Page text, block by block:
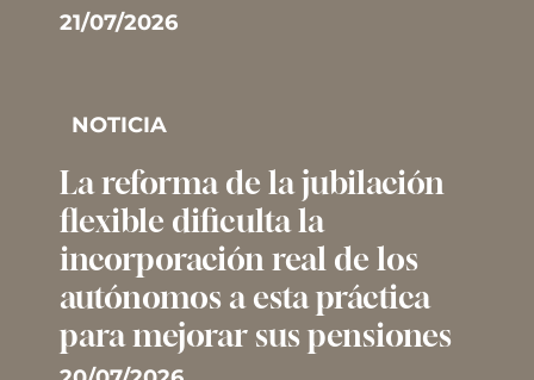
21/07/2026
NOTICIA
La reforma de la jubilación
flexible dificulta la
incorporación real de los
autónomos a esta práctica
para mejorar sus pensiones